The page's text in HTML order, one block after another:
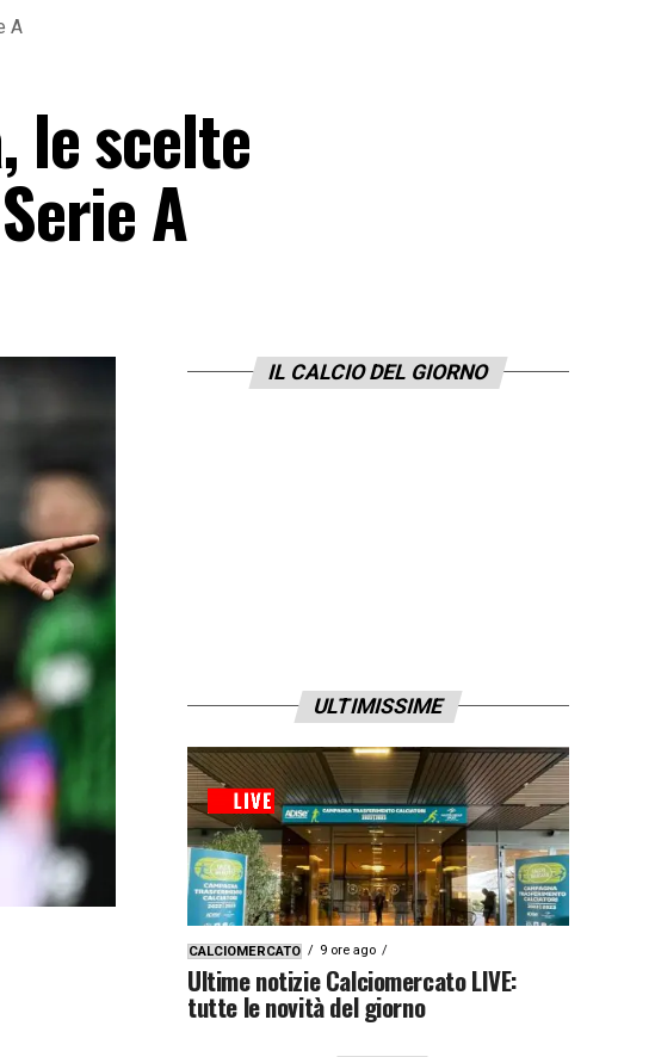
A
le scelte
A
IL CALCIO DEL GIORNO
ULTIMISSIME
CALCIOMERCATO 9 ore ago
Ultime notizie Calciomercato LIVE:
tutte le novità del giorno